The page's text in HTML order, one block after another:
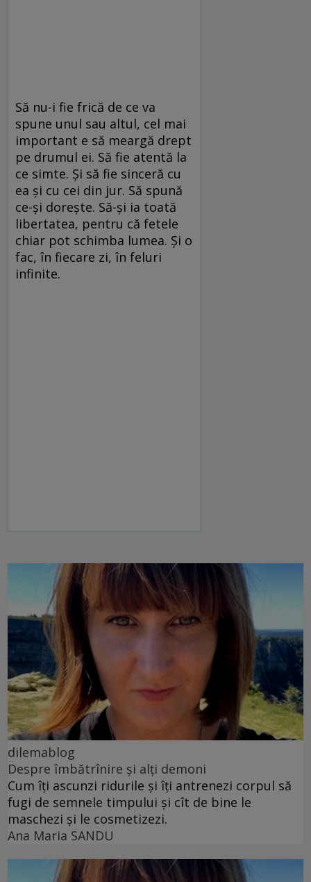
Să nu-i fie frică de ce va
spune unul sau altul, cel mai
important e să meargă drept
pe drumul ei. Să fie atentă la
ce simte. Și să fie sinceră cu
ea și cu cei din jur. Să spună
ce-și dorește. Să-și ia toată
libertatea, pentru că fetele
chiar pot schimba lumea. Și o
fac, în fiecare zi, în feluri
infinite.
dilemablog
Despre îmbătrînire și alți demoni
Cum îți ascunzi ridurile și îți antrenezi corpul să
fugi de semnele timpului și cît de bine le
maschezi și le cosmetizezi.
Ana Maria SANDU